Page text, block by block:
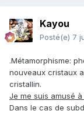
Kayou
Posté(e) 7
.Métamorphisme:
nouveaux cristaux
cristallin.
Je me suis amusé
Dans le cas de